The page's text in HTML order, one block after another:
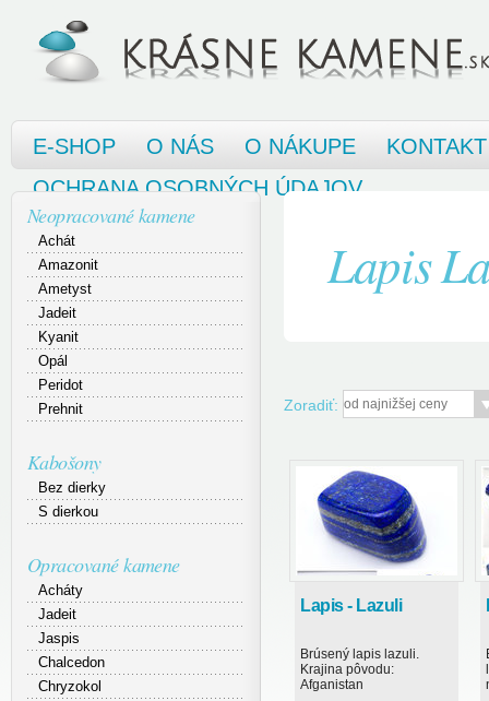
E-SHOP O NÁS O NÁKUPE
KONTAKT
OCHRANA OSOBNÝCH ÚDAJOV
Neopracované kamene
Achát
Amazonit
Ametyst
Jadeit
Kyanit
Opál
Peridot
Prehnit
Kabošony
Bez dierky
S dierkou
Opracované kamene
Acháty
Jadeit
Jaspis
Chalcedon
Chryzokol
Lapis
Zoradiť:
Lapis - Lazuli
Brúsený lapis lazuli.
Krajina pôvodu:
Afganistan